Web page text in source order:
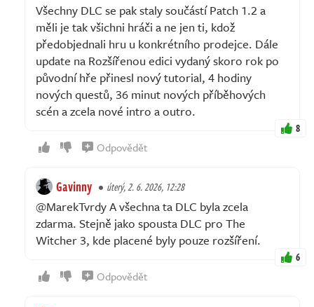
Všechny DLC se pak staly součástí Patch 1.2 a
měli je tak všichni hráči a ne jen ti, kdož
předobjednali hru u konkrétního prodejce. Dále
update na Rozšířenou edici vydaný skoro rok po
původní hře přinesl nový tutorial, 4 hodiny
nových questů, 36 minut nových příběhových
scén a zcela nové intro a outro.
8
Odpovědět
Gavinny úterý, 2. 6. 2026, 12:28
@MarekTvrdy A všechna ta DLC byla zcela
zdarma. Stejně jako spousta DLC pro The
Witcher 3, kde placené byly pouze rozšíření.
6
Odpovědět